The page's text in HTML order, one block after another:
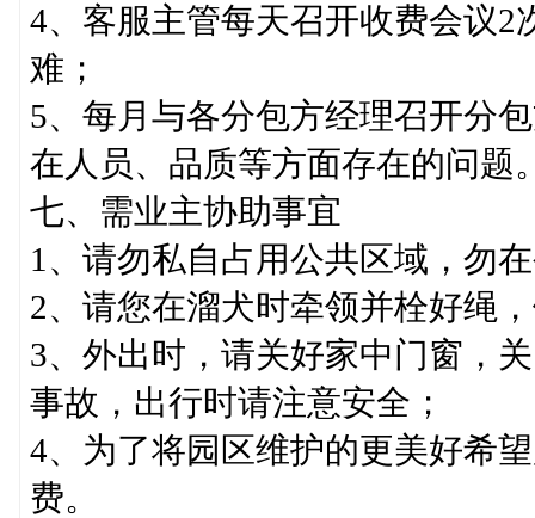
4、客服主管每天召开收费会议
难；
5、每月与各分包方经理召开分
在人员、品质等方面存在的问题
七、需业主协助事宜
1、请勿私自占用公共区域，勿
2、请您在溜犬时牵领并栓好绳
3、外出时，请关好家中门窗，
事故，出行时请注意安全；
4、为了将园区维护的更美好希
费。